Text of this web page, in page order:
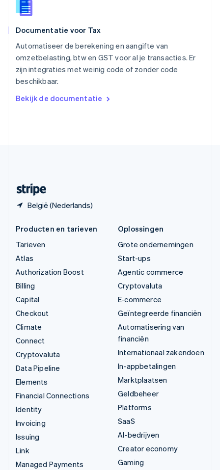
Documentatie voor Tax
Automatiseer de berekening en aangifte van
omzetbelasting, btw en GST voor al je transacties. Er
zijn integraties met weinig code of zonder code
beschikbaar.
Bekijk de documentatie
België (Nederlands)
English
Spanje
Thailand
ไทยEnglish
Tsjechië
Vasteland van China
简体中文English
English
Producten en tarieven
Tarieven
Atlas
Authorization Boost
Billing
Capital
Checkout
Climate
Connect
Cryptovaluta
Data Pipeline
Elements
Financial Connections
Identity
Invoicing
Issuing
Link
Managed Payments
Oplossingen
Grote ondernemingen
Start-ups
Agentic commerce
Cryptovaluta
E-commerce
Geïntegreerde financiën
Automatisering van
financiën
Internationaal zakendoen
In-appbetalingen
Marktplaatsen
Geldbeheer
Platforms
SaaS
AI-bedrijven
Creator economy
Gaming